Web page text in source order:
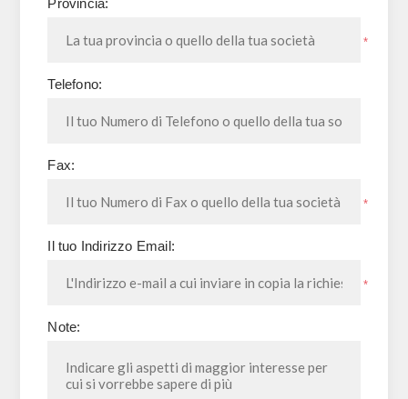
Provincia:
*
Telefono:
Fax:
*
Il tuo Indirizzo Email:
*
Note: